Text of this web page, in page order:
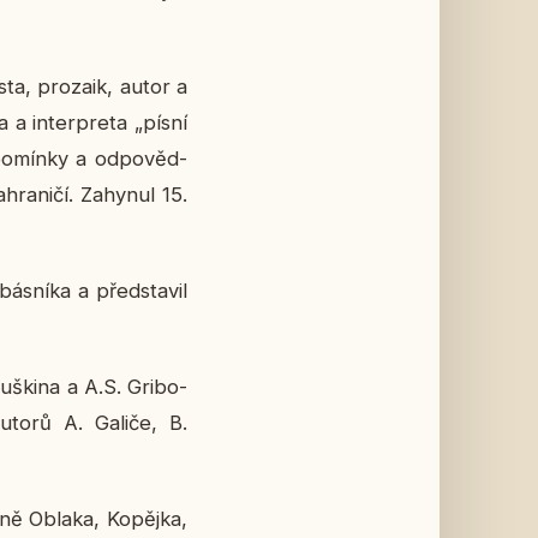
pro­za­ik, autor a
a in­ter­pre­ta „písní
a od­po­věd­
Za­hy­nul 15.
a před­sta­vil
a A.S. Gri­bo­
A. Galiče, B.
Oblaka, Ko­pěj­ka,